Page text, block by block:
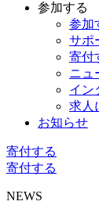
参加する
参加
サポ
寄付
ニュ
イン
求人
お知らせ
寄付する
寄付する
NEWS